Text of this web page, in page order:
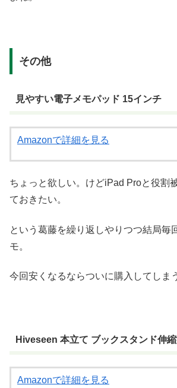
その他
見やすい電子メモパッド 15インチ
Amazonで詳細を見る
ちょっと欲しい。けどiPad Proと役割
ておきたい。
という葛藤を繰り返しやりつつ結局毎
モ。
今回安くなるならついに購入してしま
Hiveseen 本立て ブックスタンド伸
Amazonで詳細を見る